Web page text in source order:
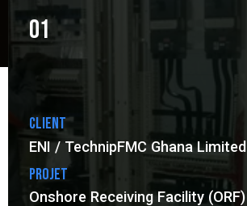
01
Client
ENI / TechnipFMC Ghana Limited
Projet
Onshore Receiving Facility (ORF)